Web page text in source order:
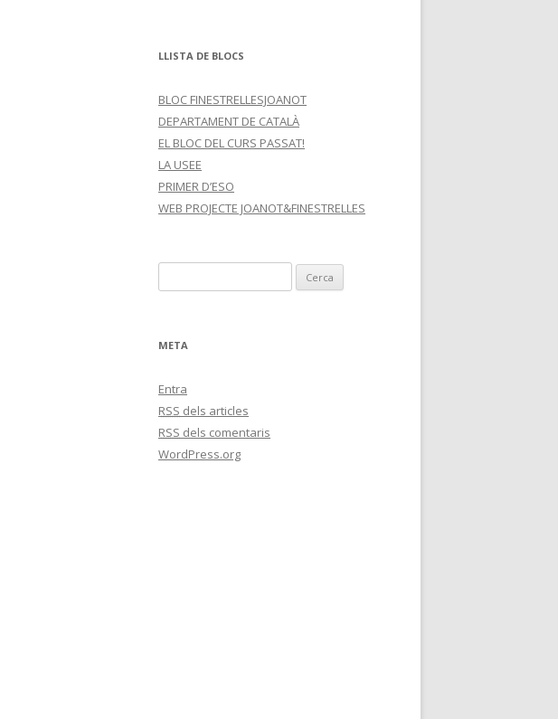
LLISTA DE BLOCS
BLOC FINESTRELLESJOANOT
DEPARTAMENT DE CATALÀ
EL BLOC DEL CURS PASSAT!
LA USEE
PRIMER D’ESO
WEB PROJECTE JOANOT&FINESTRELLES
e
c
:
META
Entra
RSS dels articles
RSS dels comentaris
WordPress.org